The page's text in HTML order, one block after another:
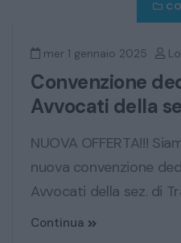
mer 1 gennaio 2025
Convenzione
Avvocati della
NUOVA OFFERTA!!!
nuova convenzione
Avvocati della sez. di
Continua